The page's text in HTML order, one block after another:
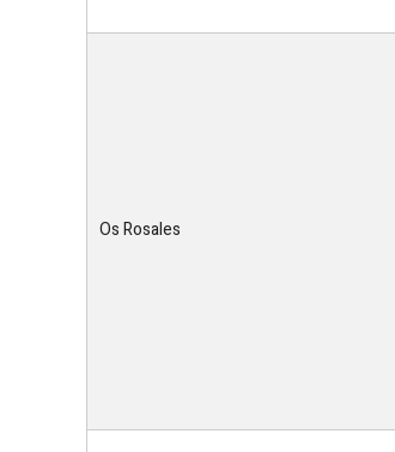
Os Rosales